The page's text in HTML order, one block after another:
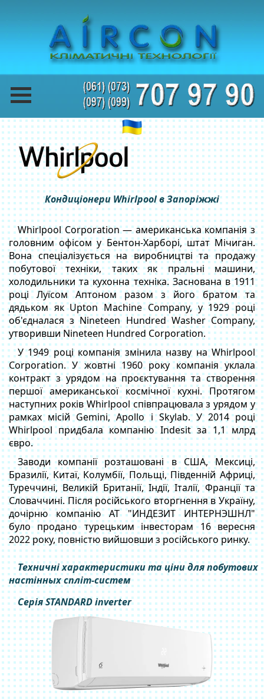
Кондиціонери Whirlpool в Запоріжжі
Whirlpool Corporation — американська компанія з
головним офісом у Бентон-Харборі, штат Мічиган.
Вона спеціалізується на виробництві та продажу
побутової техніки, таких як пральні машини,
холодильники та кухонна техніка. Заснована в 1911
році Луїсом Аптоном разом з його братом та
дядьком як Upton Machine Company, у 1929 році
об'єдналася з Nineteen Hundred Washer Company,
утворивши Nineteen Hundred Corporation.
У 1949 році компанія змінила назву на Whirlpool
Corporation. У жовтні 1960 року компанія уклала
контракт з урядом на проєктування та створення
першої американської космічної кухні. Протягом
наступних років Whirlpool співпрацювала з урядом у
рамках місій Gemini, Apollo і Skylab. У 2014 році
Whirlpool придбала компанію Indesit за 1,1 млрд
євро.
Заводи компанії розташовані в США, Мексиці,
Бразилії, Китаї, Колумбії, Польщі, Південній Африці,
Туреччині, Великій Британії, Індії, Італії, Франції та
Словаччині. Після російського вторгнення в Україну,
дочірню компанію АТ "ИНДЕЗИТ ИНТЕРНЭШНЛ"
було продано турецьким інвесторам 16 вересня
2022 року, повністю вийшовши з російського ринку.
Техничні характеристики та ціни для побутових
настінных спліт-систем
Серія STANDARD inverter